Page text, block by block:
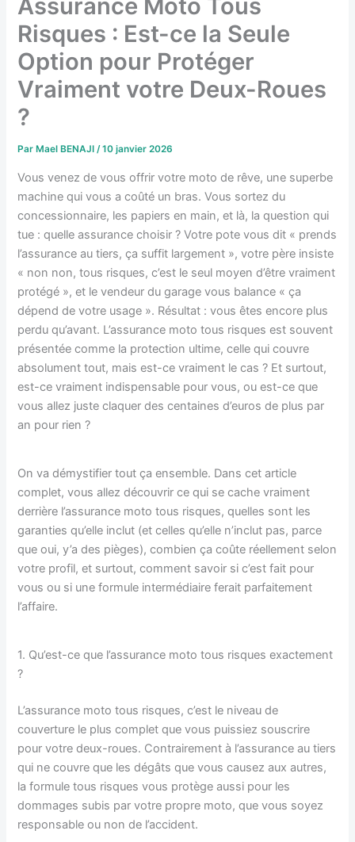
Assurance Moto Tous
Risques : Est-ce la Seule
Option pour Protéger
Vraiment votre Deux-Roues
?
Par Mael BENAJI/10 janvier 2026
Vous venez de vous offrir votre moto de rêve, une superbe
machine qui vous a coûté un bras. Vous sortez du
concessionnaire, les papiers en main, et là, la question qui
tue : quelle assurance choisir ? Votre pote vous dit « prends
l’assurance au tiers, ça suffit largement », votre père insiste
« non non, tous risques, c’est le seul moyen d’être vraiment
protégé », et le vendeur du garage vous balance « ça
dépend de votre usage ». Résultat : vous êtes encore plus
perdu qu’avant. L’assurance moto tous risques est souvent
présentée comme la protection ultime, celle qui couvre
absolument tout, mais est-ce vraiment le cas ? Et surtout,
est-ce vraiment indispensable pour vous, ou est-ce que
vous allez juste claquer des centaines d’euros de plus par
an pour rien ?
On va démystifier tout ça ensemble. Dans cet article
complet, vous allez découvrir ce qui se cache vraiment
derrière l’assurance moto tous risques, quelles sont les
garanties qu’elle inclut (et celles qu’elle n’inclut pas, parce
que oui, y’a des pièges), combien ça coûte réellement selon
votre profil, et surtout, comment savoir si c’est fait pour
vous ou si une formule intermédiaire ferait parfaitement
l’affaire.
1. Qu’est-ce que l’assurance moto tous risques exactement
?
L’assurance moto tous risques, c’est le niveau de
couverture le plus complet que vous puissiez souscrire
pour votre deux-roues. Contrairement à l’assurance au tiers
qui ne couvre que les dégâts que vous causez aux autres,
la formule tous risques vous protège aussi pour les
dommages subis par votre propre moto, que vous soyez
responsable ou non de l’accident.